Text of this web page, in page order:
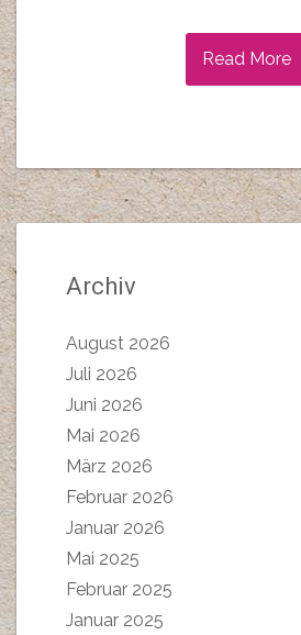
Read More
Archiv
August 2026
Juli 2026
Juni 2026
Mai 2026
März 2026
Februar 2026
Januar 2026
Mai 2025
Februar 2025
Januar 2025